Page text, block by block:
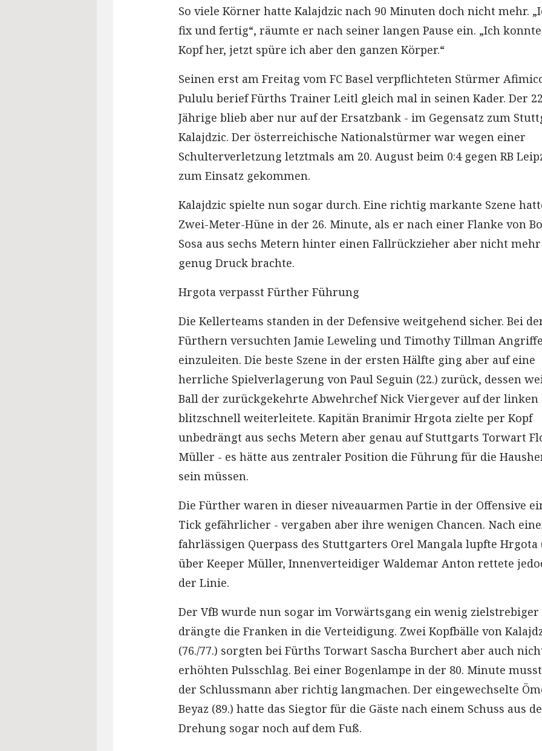
So viele Körner hatte Kalajdzic nach 90 Minuten doch nicht mehr.
fix und fertig“, räumte er nach seiner langen Pause ein. „Ich
Kopf her, jetzt spüre ich aber den ganzen Körper.“
Seinen erst am Freitag vom FC Basel verpflichteten Stürmer
Pululu berief Fürths Trainer Leitl gleich mal in seinen Kader. Der
Jährige blieb aber nur auf der Ersatzbank - im Gegensatz zum
Kalajdzic. Der österreichische Nationalstürmer war wegen einer
Schulterverletzung letztmals am 20. August beim 0:4 gegen RB
zum Einsatz gekommen.
Kalajdzic spielte nun sogar durch. Eine richtig markante Szene
Zwei-Meter-Hüne in der 26. Minute, als er nach einer Flanke von
Sosa aus sechs Metern hinter einen Fallrückzieher aber nicht mehr
genug Druck brachte.
Hrgota verpasst Fürther Führung
Die Kellerteams standen in der Defensive weitgehend sicher. Bei
Fürthern versuchten Jamie Leweling und Timothy Tillman
einzuleiten. Die beste Szene in der ersten Hälfte ging aber auf eine
herrliche Spielverlagerung von Paul Seguin (22.) zurück, dessen
Ball der zurückgekehrte Abwehrchef Nick Viergever auf der linken
blitzschnell weiterleitete. Kapitän Branimir Hrgota zielte per Kopf
unbedrängt aus sechs Metern aber genau auf Stuttgarts Torwart
Müller - es hätte aus zentraler Position die Führung für die
sein müssen.
Die Fürther waren in dieser niveauarmen Partie in der Offensive
Tick gefährlicher - vergaben aber ihre wenigen Chancen. Nach
fahrlässigen Querpass des Stuttgarters Orel Mangala lupfte Hrgota
über Keeper Müller, Innenverteidiger Waldemar Anton rettete
der Linie.
Der VfB wurde nun sogar im Vorwärtsgang ein wenig
drängte die Franken in die Verteidigung. Zwei Kopfbälle von
(76./77.) sorgten bei Fürths Torwart Sascha Burchert aber auch
erhöhten Pulsschlag. Bei einer Bogenlampe in der 80. Minute
der Schlussmann aber richtig langmachen. Der eingewechselte
Beyaz (89.) hatte das Siegtor für die Gäste nach einem Schuss aus
Drehung sogar noch auf dem Fuß.